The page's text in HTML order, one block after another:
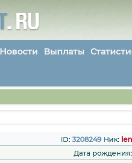
Новости Выплаты
ID: 3208249 Ник:
Дата рождения: